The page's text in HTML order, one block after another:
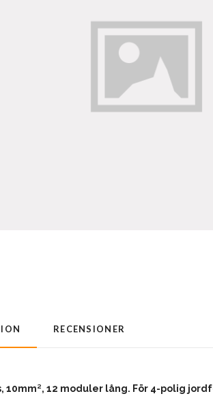
RECENSIONER
10mm², 12 moduler lång. För 4-polig